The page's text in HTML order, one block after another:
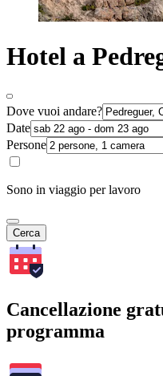
Hotel a
Dove vuoi andare?
Date
Persone
Sono in viaggio per lavoro
Cerca
Cancellazione
programma